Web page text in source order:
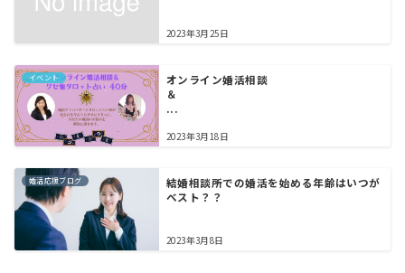
2023年3月25日
イベント
オンライン婚活相談
＆
...
2023年3月18日
婚活応援ブログ
結婚相談所での婚活を始める年齢はいつが
ベスト？？
2023年3月8日